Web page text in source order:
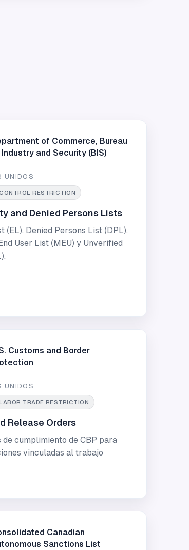
of Commerce, Bureau
and Security (BIS)
UNIDOS
RESTRICTION
and Denied Persons Lists
(EL), Denied Persons List (DPL),
User List (MEU) y Unverified
Customs and Border
UNIDOS
TRADE RESTRICTION
Release Orders
de cumplimiento de CBP para
vinculadas al trabajo
Canadian
Sanctions List